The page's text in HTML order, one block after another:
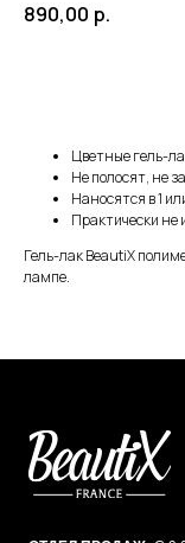
890,00 р.
Цветные гель-
Не полосят, не
Наносятся в 1
Практически не
Гель-лак BeautiX
лампе.